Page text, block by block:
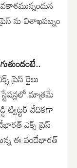
ను విశాఖపట్నం
ప్రెస్ రైలు
మాత్రమే
ట్విట్టర్ వేదికగా
ఎక్స్ ప్రెస్
ఈ వందేభారత్